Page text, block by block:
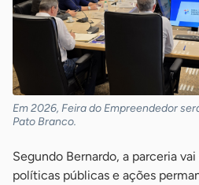
Em 2026, Feira do Empreendedor
Pato Branco.
Segundo Bernardo, a parceria
políticas públicas e ações